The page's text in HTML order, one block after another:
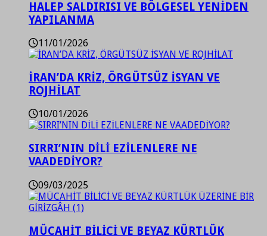
HALEP SALDIRISI VE BÖLGESEL YENİDEN
YAPILANMA
11/01/2026
İRAN’DA KRİZ, ÖRGÜTSÜZ İSYAN VE
ROJHİLAT
10/01/2026
SIRRI’NIN DİLİ EZİLENLERE NE
VAADEDİYOR?
09/03/2025
MÜCAHİT BİLİCİ VE BEYAZ KÜRTLÜK